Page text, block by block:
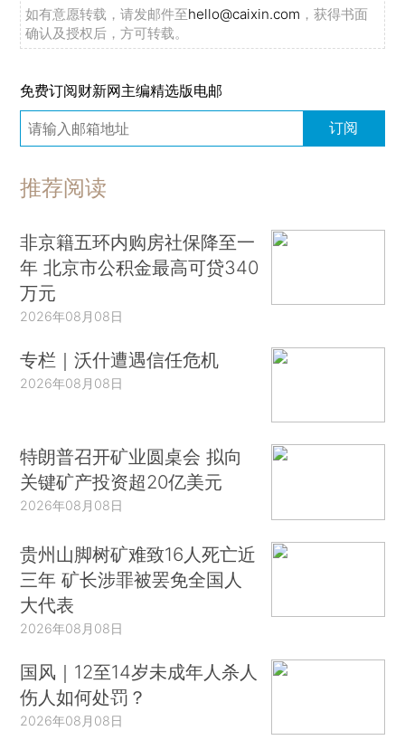
如有意愿转载，请发邮件至hello@caixin.com ，获得书面
确认及授权后，方可转载。
免费订阅财新网主编精选版电邮
订阅
推荐阅读
非京籍五环内购房社保降至一
年 北京市公积金最高可贷340
万元
2026年08月08日
专栏｜沃什遭遇信任危机
2026年08月08日
特朗普召开矿业圆桌会 拟向
关键矿产投资超20亿美元
2026年08月08日
贵州山脚树矿难致16人死亡近
三年 矿长涉罪被罢免全国人
大代表
2026年08月08日
国风｜12至14岁未成年人杀人
伤人如何处罚？
2026年08月08日